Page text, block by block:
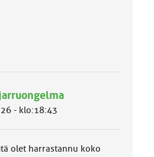
- klo:18:43
olet harrastannu koko